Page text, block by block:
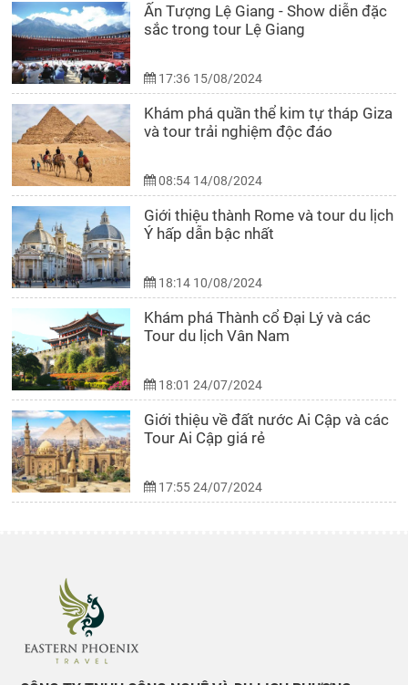
Ấn Tượng Lệ Giang - Show diễn đặc
sắc trong tour Lệ Giang
17:36 15/08/2024
Khám phá quần thể kim tự tháp Giza
và tour trải nghiệm độc đáo
08:54 14/08/2024
Giới thiệu thành Rome và tour du lịch
Ý hấp dẫn bậc nhất
18:14 10/08/2024
Khám phá Thành cổ Đại Lý và các
Tour du lịch Vân Nam
18:01 24/07/2024
Giới thiệu về đất nước Ai Cập và các
Tour Ai Cập giá rẻ
17:55 24/07/2024